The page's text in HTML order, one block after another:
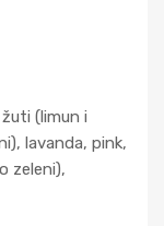
(limun i
lavanda, pink,
zeleni),